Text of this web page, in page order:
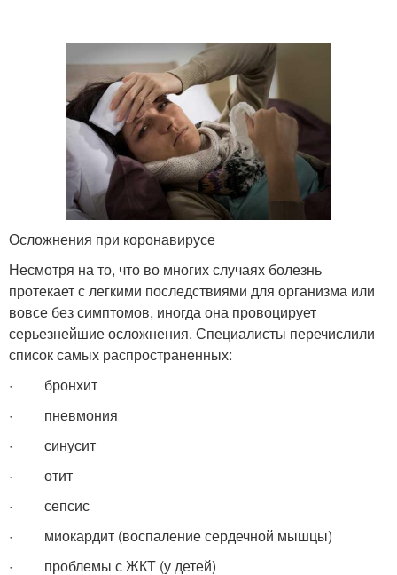
Осложнения при коронавирусе
Несмотря на то, что во многих случаях болезнь
протекает с легкими последствиями для организма или
вовсе без симптомов, иногда она провоцирует
серьезнейшие осложнения. Специалисты перечислили
список самых распространенных:
· бронхит
· пневмония
· синусит
· отит
· сепсис
· миокардит (воспаление сердечной мышцы)
· проблемы с ЖКТ (у детей)